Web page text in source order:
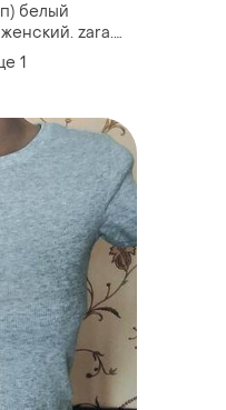
белый
zara.
эластан.
1